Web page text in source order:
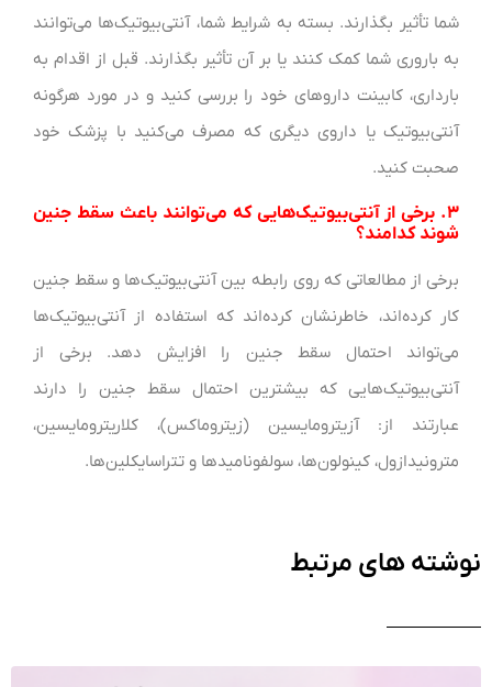
شما تأثیر بگذارند. بسته به شرایط شما، آنتی‌بیوتیک‌ها می‌توانند
به باروری شما کمک کنند یا بر آن تأثیر بگذارند. قبل از اقدام به
بارداری، کابینت داروهای خود را بررسی کنید و در مورد هرگونه
آنتی‌بیوتیک یا داروی دیگری که مصرف می‌کنید با پزشک خود
صحبت کنید.
۳. برخی از آنتی‌بیوتیک‌هایی که می‌توانند باعث سقط جنین
شوند کدامند؟
برخی از مطالعاتی که روی رابطه بین آنتی‌بیوتیک‌ها و سقط جنین
کار کرده‌اند، خاطرنشان کرده‌اند که استفاده از آنتی‌بیوتیک‌ها
می‌تواند احتمال سقط جنین را افزایش دهد. برخی از
آنتی‌بیوتیک‌هایی که بیشترین احتمال سقط جنین را دارند
عبارتند از: آزیترومایسین (زیتروماکس)، کلاریترومایسین،
مترونیدازول، کینولون‌ها، سولفونامیدها و تتراسایکلین‌ها.
نوشته های مرتبط